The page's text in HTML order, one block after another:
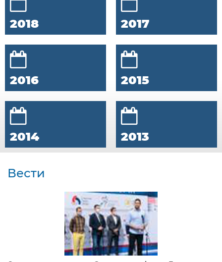
2018 2017
2016 2015
2014 2013
Вести